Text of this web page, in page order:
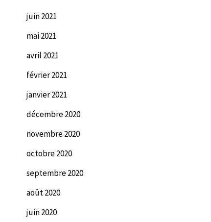
juin 2021
mai 2021
avril 2021
février 2021
janvier 2021
décembre 2020
novembre 2020
octobre 2020
septembre 2020
août 2020
juin 2020